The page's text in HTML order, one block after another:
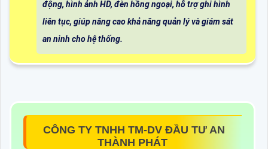
động, hình ảnh HD, đèn hồng ngoại, hỗ trợ ghi hình
liên tục, giúp nâng cao khả năng quản lý và giám sát
an ninh cho hệ thống.
CÔNG TY TNHH TM-DV ĐẦU TƯ AN
THÀNH PHÁT